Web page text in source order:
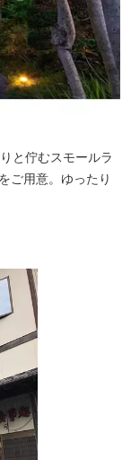
と佇むスモールラ
ご用意。ゆったり